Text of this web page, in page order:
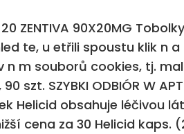
20 ZENTIVA 90X20MG
te, u etřili spoustu klik n
n m souborů cookies, tj.
szt. SZYBKI ODBIÓR W
Helicid obsahuje léčivou
cena za 30 Helicid